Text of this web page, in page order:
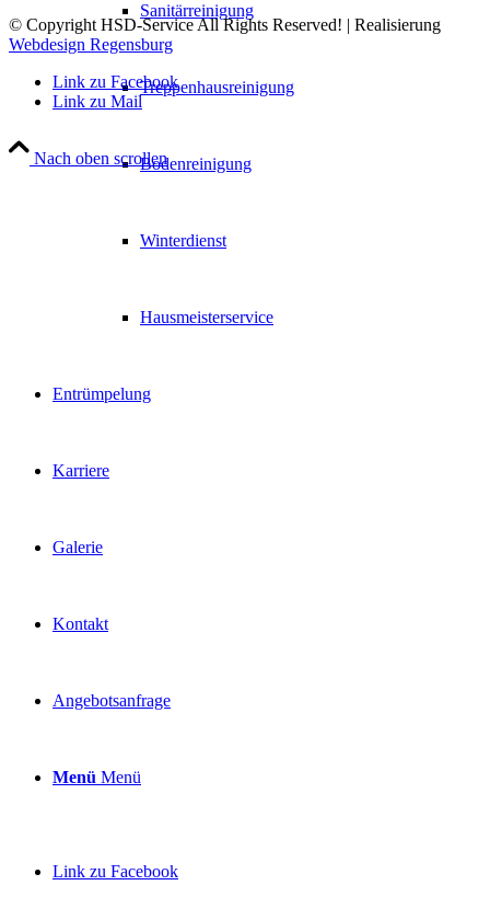
Sanitärreinigung
Treppenhausreinigung
Bodenreinigung
Winterdienst
Hausmeisterservice
Entrümpelung
Karriere
Galerie
Kontakt
Angebotsanfrage
Menü Menü
Link zu Facebook
© Copyright HSD-Service All Rights Reserved! | Realisierung
Webdesign Regensburg
Link zu Facebook
Link zu Mail
Nach oben scrollen